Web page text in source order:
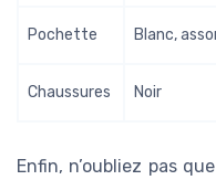
Pochette Blanc,
Chaussures Noir
Enfin, n’oubliez pas